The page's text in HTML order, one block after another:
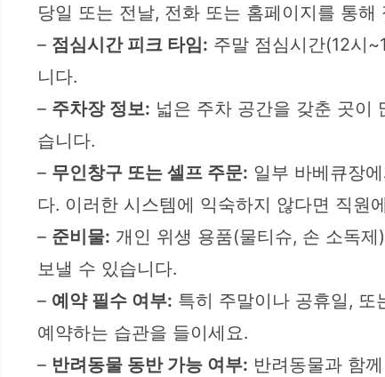
당일 또는 전날, 전화 또는 홈페이지를 통
– 점심시간 피크 타임: 주말 점심시간(12시
니다.
– 주차장 정보: 넓은 주차 공간을 갖춘 곳이
습니다.
– 무인창구 또는 셀프 주문: 일부 바베큐장
다. 이러한 시스템에 익숙하지 않다면 직원
– 준비물: 개인 위생 용품(물티슈, 손 소독
보낼 수 있습니다.
– 예약 필수 여부: 특히 주말이나 공휴일,
예약하는 습관을 들이세요.
– 반려동물 동반 가능 여부: 반려동물과 함